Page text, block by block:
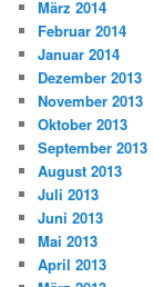
März 2014
Februar 2014
Januar 2014
Dezember 2013
November 2013
Oktober 2013
September 2013
August 2013
Juli 2013
Juni 2013
Mai 2013
April 2013